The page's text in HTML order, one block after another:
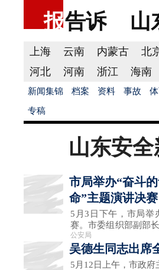
报告诉 山
上海 云南 内蒙古 北
河北
河南 浙江 海南
新闻集锦 档案 资料 事故
专稿
山东安全
市局举办“奋斗
命”主题演讲决赛
5月3日下午，市局
赛。市委组织部副部
公安局
吴德生同志出席
5月12日上午，市政府